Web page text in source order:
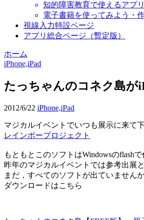
知的障害教育で使えるアプ
電子書籍を使ってみよう・
視線入力特設ページ
アプリ総合ページ（暫定版）
ホーム
iPhone,iPad
たっちゃんのコネク島が
2012/6/22 iPhone,iPad
マジカルイベントでいつも展示に来て
レインボープロジェクト
もともとこのソフトはWindowsのflash
昨年のマジカルイベントでは参考出展
まだ，すべてのソフトが出ていません
ダウンロードはこちら